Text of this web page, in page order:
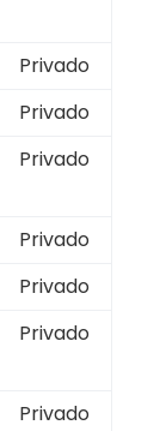
Privado
Privado
Privado
Privado
Privado
Privado
Privado